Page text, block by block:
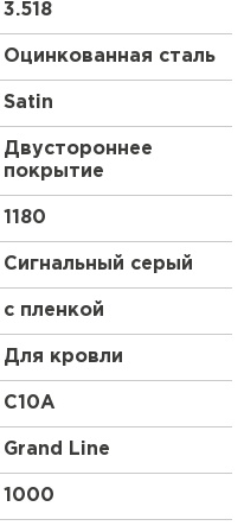
на оборудовании,
назначения и типа
всем стандартам,
стали;
составом;
смол и
3.518
Оцинкованная сталь
Satin
Двустороннее
покрытие
1180
Сигнальный серый
с пленкой
Для кровли
C10A
Grand Line
1000